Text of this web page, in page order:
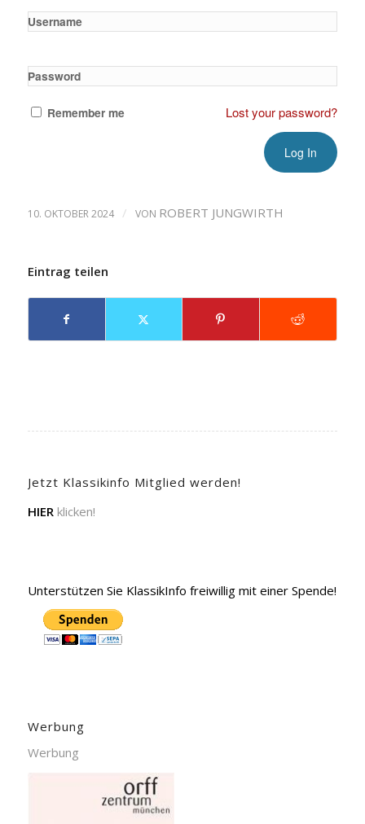
Username
Password
Remember me Lost your password?
10. OKTOBER 2024 / VON ROBERT JUNGWIRTH
Eintrag teilen
Jetzt Klassikinfo Mitglied werden!
HIERklicken!
Unterstützen Sie KlassikInfo freiwillig mit einer Spende!
Werbung
Werbung